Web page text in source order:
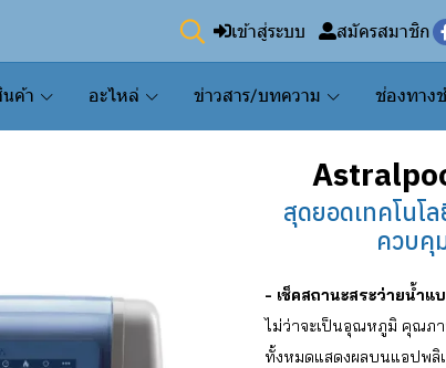
เข้าสู่ระบบ สมัครสมาชิก
ค้า อะไหล่ ข่าวสาร/บทความ ช่องทางช
สุดยอดเทคโนโ
ควบคุ
- เช็คสถานะสระว่ายน้ำแ
ไม่ว่าจะเป็นอุณหภูมิ คุณภ
ทั้งหมดแสดงผลบนแอปพลิ